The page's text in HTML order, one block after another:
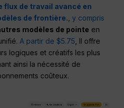
flux de travail avancé en
de frontière. ,y compris
modèles de pointe en
A partir de $5.75 , Il offre
logiques et créatifs les plus
ainsi la nécessité de
coûteux.